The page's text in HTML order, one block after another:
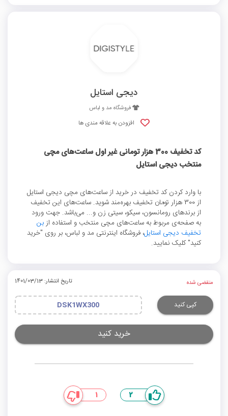
دیجی استایل
فروشگاه مد و لباس
افزودن به علاقه مندی ها
کد تخفیف 300 هزار تومانی غیر اول ساعت‌های مچی
منتخب دیجی استایل
با وارد کردن کد تخفیف در خرید از ساعت‌‌های مچی دیجی استایل
از 300 هزار تومان تخفیف بهره‌مند شوید. ساعت‌های این تخفیف
از برندهای رومانسون، سیکو، سیتی زن و... می‌باشد. جهت ورود
به صفحه‌ی مربوط به ساعت‌های مچی منتخب و استفاده ازبن
تخفیف دیجی استایل، فروشگاه اینترنتی مد و لباس، بر روی "خرید
کنید" کلیک نمایید.
منقضی شده تاریخ انتشار: 1401/03/13
کپی کنید DSK1WX300
خرید کنید
2
1